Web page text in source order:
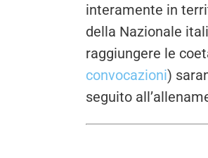
interamente in
della Nazionale
raggiungere le
convocazioni)
seguito